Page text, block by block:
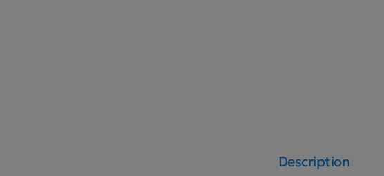
Description